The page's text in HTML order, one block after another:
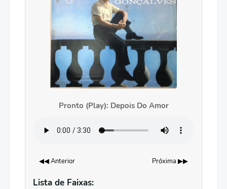
Pronto (Play): Depois Do Amor
◀◀ Anterior Próxima ▶▶
Lista de Faixas: